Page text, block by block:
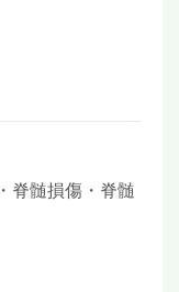
脊髄損傷・脊髄